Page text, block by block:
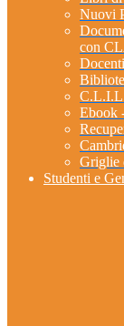
Nuovi
con
Ebook
Griglie
Studenti e